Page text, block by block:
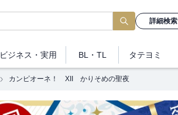
詳細検索
ビジネス ・実用 BL・TL タテヨミ
カンピオーネ！ XII かりそめの聖夜